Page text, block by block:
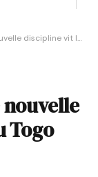
vit le jour au Togo
Togo